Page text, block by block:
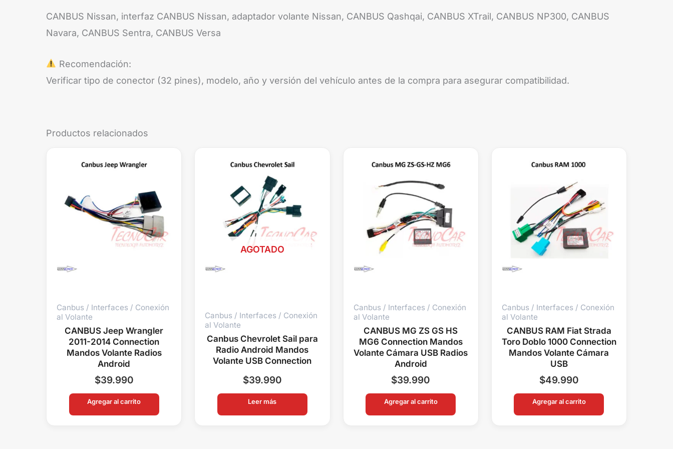
CANBUS Nissan, interfaz CANBUS Nissan, adaptador volante Nissan, CANBUS Qashqai, CANBUS XTrail, CANBUS NP300, CANBUS
Navara, CANBUS Sentra, CANBUS Versa
Recomendación:
Verificar tipo de conector (32 pines), modelo, año y versión del vehículo antes de la compra para asegurar compatibilidad.
Productos relacionados
Canbus / Interfaces / Conexión
al Volante
CANBUS Jeep Wrangler
2011-2014 Connection
Mandos Volante Radios
Android
$39.990
Agregar al carrito
AGOTADO
Canbus / Interfaces / Conexión
al Volante
Canbus Chevrolet Sail para
Radio Android Mandos
Volante USB Connection
$39.990
Leer más
Canbus / Interfaces / Conexión
al Volante
CANBUS MG ZS GS HS
MG6 Connection Mandos
Volante Cámara USB Radios
Android
$39.990
Agregar al carrito
Canbus / Interfaces / Conexión
al Volante
CANBUS RAM Fiat Strada
Toro Doblo 1000 Connection
Mandos Volante Cámara
USB
$49.990
Agregar al carrito